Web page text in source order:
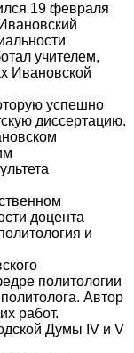
19 февраля
учителем,
Ивановской
успешно
диссертацию.
доцента
и
политологии
Автор
работ.
Думы IV и V